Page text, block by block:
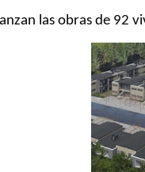
las obras de 92